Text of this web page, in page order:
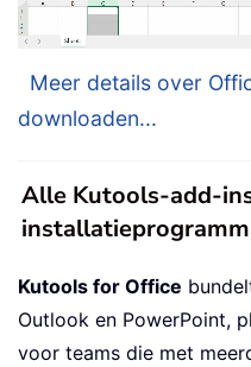
Meer details over
downloaden...
Alle Kutools-add-
Kutools for Office
Outlook en PowerPoint,
voor teams die met